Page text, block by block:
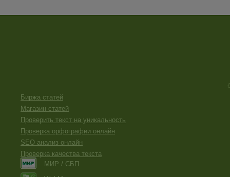
Биржа статей
Магазин статей
Проверить текст на уникальность
Проверка орфографии онлайн
SEO анализ онлайн
Проверка качества текста
МИР / СБП